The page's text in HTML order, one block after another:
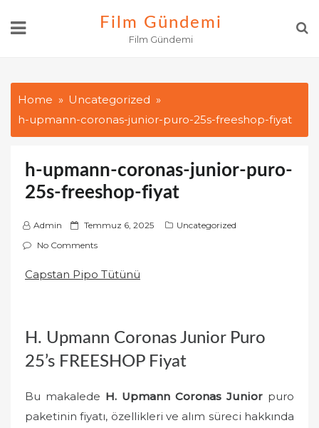
Film Gündemi
Film Gündemi
Home
Uncategorized
h-upmann-coronas-junior-puro-25s-freeshop-fiyat
h-upmann-coronas-junior-puro-
25s-freeshop-fiyat
Admin
P
o
t
n
Temmuz 6, 2025
Uncategorized
No Comments
Capstan Pipo Tütünü
H. Upmann Coronas Junior Puro
25’s FREESHOP Fiyat
Bu makalede H. Upmann Coronas Junior puro
paketinin fiyatı, özellikleri ve alım süreci hakkında